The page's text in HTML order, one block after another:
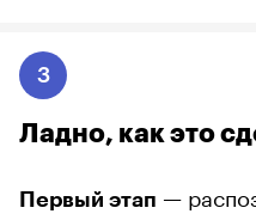
3
Ладно, как это
Первый этап —